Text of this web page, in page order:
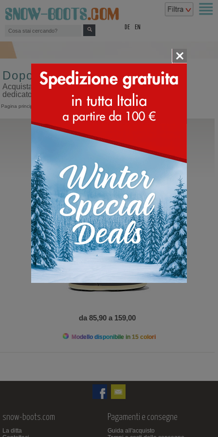
DE EN
Doposci da uomo misura 28
Acquista doposci da uomo misura 28 sul nostro sito
dedicato ai doposci
Pagina principale Doposci
Icon Nylon Boot
Moonboots
da 85,90 a 159,00
Modello disponibile in 15 colori
snow-boots.com
La ditta
Pagamenti e consegne
Guida all'acquisto